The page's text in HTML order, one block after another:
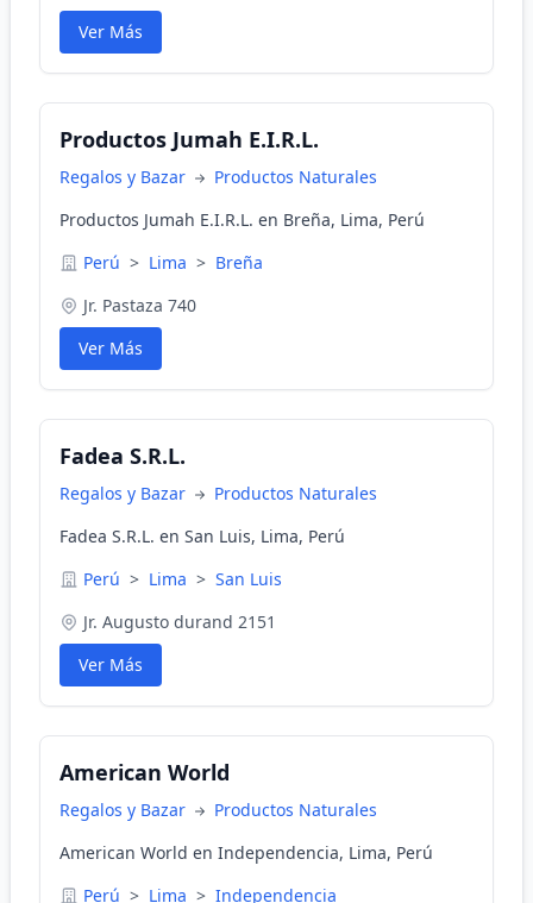
Ver Más
Productos Jumah E.I.R.L.
Regalos y Bazar
Productos Naturales
Productos Jumah E.I.R.L. en Breña, Lima, Perú
Perú > Lima > Breña
Jr. Pastaza 740
Ver Más
Fadea S.R.L.
Regalos y Bazar
Productos Naturales
Fadea S.R.L. en San Luis, Lima, Perú
Perú > Lima > San Luis
Jr. Augusto durand 2151
Ver Más
American World
Regalos y Bazar
Productos Naturales
American World en Independencia, Lima, Perú
Perú > Lima > Independencia